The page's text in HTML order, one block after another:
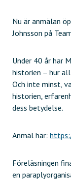
Nu är anmälan
Johnsson på
Under 40 år har
historien – hur
Och inte minst,
historien,
dess betydelse.
Anmäl här:
Föreläsningen
en